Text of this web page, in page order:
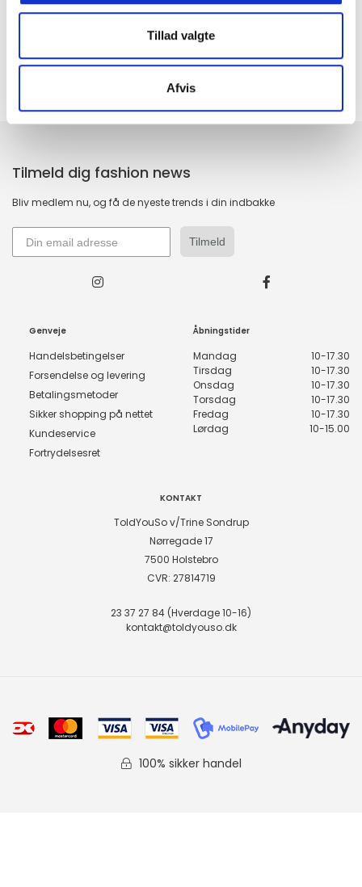
Tillad valgte
Afvis
HURTIG LEVERING 1-3 HVERDAGE
KUNDESERVICE & SUPPORT
Ring på 23 37 27 84
100% returret
Tilmeld dig fashion news
Bliv medlem nu, og få de nyeste trends i din indbakke
Tilmeld
Genveje
Handelsbetingelser
Forsendelse og levering
Betalingsmetoder
Sikker shopping på nettet
Kundeservice
Fortrydelsesret
Åbningstider
Mandag
10-17.30
Tirsdag
10-17.30
Onsdag
10-17.30
Torsdag
10-17.30
Fredag
10-17.30
Lørdag
10-15.00
KONTAKT
ToldYouSo v/Trine Sondrup
Nørregade 17
7500 Holstebro
CVR: 27814719
23 37 27 84 (Hverdage 10-16)
kontakt@toldyouso.dk
100% sikker handel